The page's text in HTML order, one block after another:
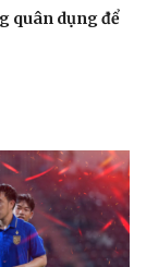
quân dụng để